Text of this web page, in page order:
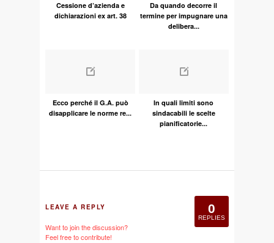
Cessione d’azienda e
dichiarazioni ex art. 38
Da quando decorre il
termine per impugnare una
delibera...
Ecco perché il G.A. può
disapplicare le norme re...
In quali limiti sono
sindacabili le scelte
pianificatorie...
0
REPLIES
LEAVE A REPLY
Want to join the discussion?
Feel free to contribute!